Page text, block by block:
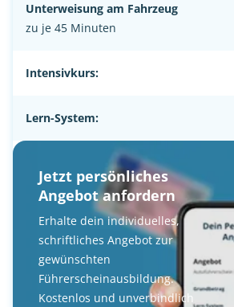
Unterweisung am Fahrzeug
zu je 45 Minuten
Intensivkurs:
Lern-System:
Jetzt persönliches
Angebot anfordern
Erhalte dein individuelles,
schriftliches Angebot zur
gewünschten
Führerscheinausbildung.
Kostenlos und unverbindlich